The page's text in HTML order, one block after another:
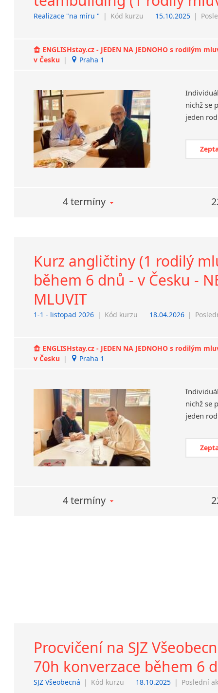
Realizace "na míru " | Kód kurzu 15.10.2025 |
ENGLISHstay.cz - JEDEN NA JEDNOHO s rodilým
v Česku | Praha 1
nichž se
4 termíny
Kurz angličtiny (1 rodilý
během 6 dnů - v Česku -
MLUVIT
1-1 - listopad 2026 | Kód kurzu 18.04.2026 |
ENGLISHstay.cz - JEDEN NA JEDNOHO s rodilým
v Česku | Praha 1
nichž se
4 termíny
Procvičení na SJZ
70h konverzace během 6
SJZ Všeobecná | Kód kurzu 18.10.2025 | Poslední